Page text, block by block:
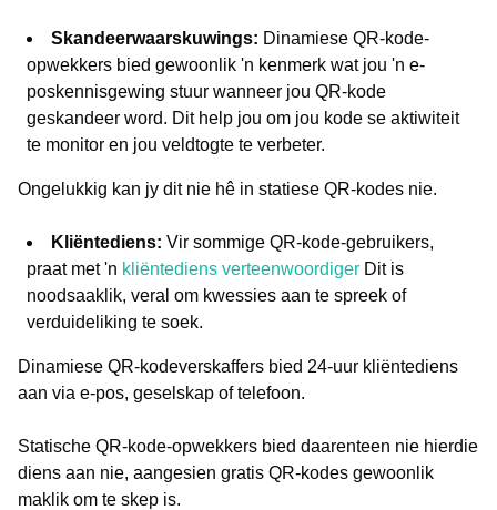
Skandeerwaarskuwings: Dinamiese QR-kode-
opwekkers bied gewoonlik 'n kenmerk wat jou 'n e-
poskennisgewing stuur wanneer jou QR-kode
geskandeer word. Dit help jou om jou kode se aktiwiteit
te monitor en jou veldtogte te verbeter.
Ongelukkig kan jy dit nie hê in statiese QR-kodes nie.
Kliëntediens: Vir sommige QR-kode-gebruikers,
praat met 'n kliëntediens verteenwoordiger Dit is
noodsaaklik, veral om kwessies aan te spreek of
verduideliking te soek.
Dinamiese QR-kodeverskaffers bied 24-uur kliëntediens
aan via e-pos, geselskap of telefoon.
Statische QR-kode-opwekkers bied daarenteen nie hierdie
diens aan nie, aangesien gratis QR-kodes gewoonlik
maklik om te skep is.